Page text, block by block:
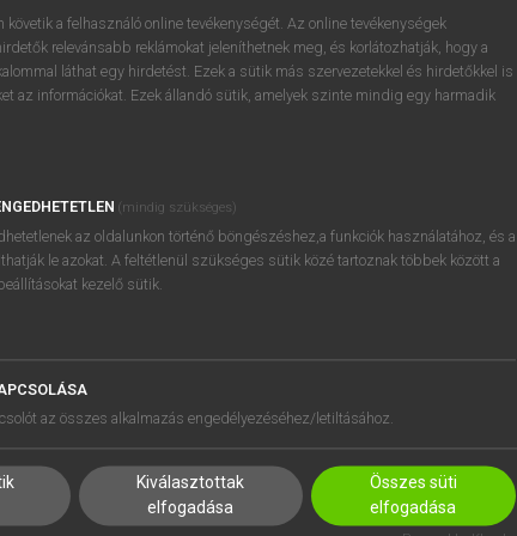
próbaverziójának elindításához
regisztrálok ésbelépek.
REGISZTRÁCIÓ
SÚGÓ
RÓLUNK
SÜTI BEÁLLÍTÁSOK
követik a felhasználó online tevékenységét. Az online tevékenységek
relevánsabb reklámokat jeleníthetnek meg, és korlátozhatják, hogy a
láthat egy hirdetést. Ezek a sütik más szervezetekkel és hirdetőkkel is
az információkat. Ezek állandó sütik, amelyek szinte mindig egy harmadik
(mindig szükséges)
az oldalunkon történő böngészéshez,a funkciók használatához, és a
le azokat. A feltétlenül szükséges sütik közé tartoznak többek között a
kezelő sütik.
az összes alkalmazás engedélyezéséhez/letiltásához.
Kiválasztottak
elfogadása
Összes süti
elfogadása